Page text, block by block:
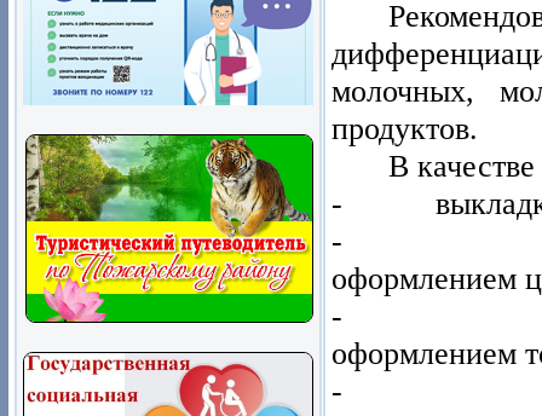
молочных,
продуктов.
В
- выкладка
-
оформлением
-
оформлением
-